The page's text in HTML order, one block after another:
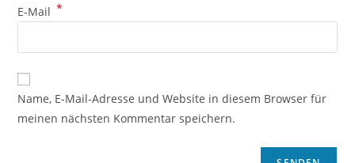
E-Mail *
Name, E-Mail-Adresse und Website in diesem Browser für
meinen nächsten Kommentar speichern.